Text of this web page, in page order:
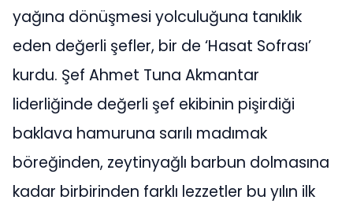
yağına dönüşmesi yolculuğuna tanıklık
eden değerli şefler, bir de ‘Hasat Sofrası’
kurdu. Şef Ahmet Tuna Akmantar
liderliğinde değerli şef ekibinin pişirdiği
baklava hamuruna sarılı madımak
böreğinden, zeytinyağlı barbun dolmasına
kadar birbirinden farklı lezzetler bu yılın ilk